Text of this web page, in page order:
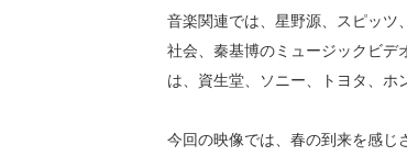
音楽関連では、星野源、スピッツ
社会、秦基博のミュージックビデ
は、資生堂、ソニー、トヨタ、ホ
今回の映像では、春の到来を感